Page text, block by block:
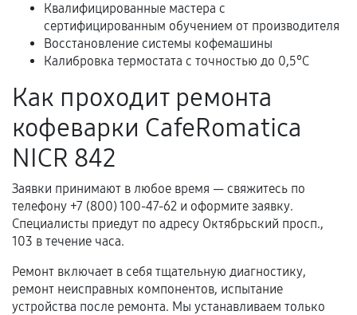
В некоторых случаях возможно оформление
расширенной гарантии. Стоимость, сроки и
условия продления согласовываются отдельно и
Когда гарантия не действует
механические повреждения, попадание влаги,
перегрев, коррозия.
Самостоятельный ремонт или вмешательство
Естественный износ деталей, если иное не
предусмотрено отдельно.
Квалифицированные мастера с
сертифицированным обучением от производителя
Восстановление системы кофемашины
Калибровка термостата с точностью до 0,5°C
Как проходит ремонта
кофеварки CafeRomatica
NICR 842
Заявки принимают в любое время — свяжитесь по
телефону +7 (800) 100-47-62 и оформите заявку.
Специалисты приедут по адресу Октябрьский просп.,
103 в течение часа.
Ремонт включает в себя тщательную диагностику,
ремонт неисправных компонентов, испытание
устройства после ремонта. Мы устанавливаем только